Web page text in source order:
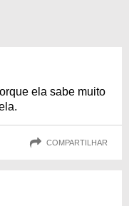
ela sabe muito
COMPARTILHAR